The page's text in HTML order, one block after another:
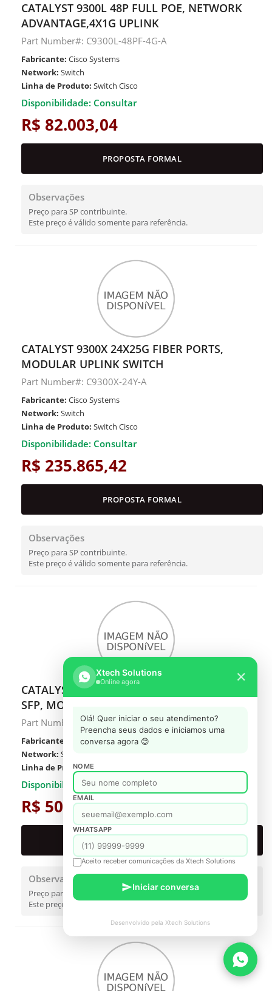
CATALYST 9300L 48P FULL POE, NETWORK
ADVANTAGE,4X1G UPLINK
Part Number#: C9300L-48PF-4G-A
Fabricante: Cisco Systems
Network: Switch
Linha de Produto: Switch Cisco
Disponibilidade: Consultar
R$ 82.003,04
PROPOSTA FORMAL
Observações
Preço para SP contribuinte.
Este preço é válido somente para referência.
CATALYST 9300X 24X25G FIBER PORTS,
MODULAR UPLINK SWITCH
Part Number#: C9300X-24Y-A
Fabricante: Cisco Systems
Network: Switch
Linha de Produto: Switch Cisco
Disponibilidade: Consultar
R$ 235.865,42
PROPOSTA FORMAL
Observações
Preço para SP contribuinte.
Este preço é válido somente para referência.
CATALYST IE3300 W/ 8 GE COPPER & 2 10G
SFP, MODULAR, NE
Part Number#: IE-3300-8T2X-E
Fabricante:
Fortinet
Network: Switch
Linha de Produto:Switch Cisco
Disponibilidade: Consultar
R$ 50.432,69
PROPOSTA FORMAL
Observações
Preço para SP contribuinte.
Este preço é válido somente para referência.
Xtech Solutions
Online agora ✕
Olá! Quer iniciar o seu atendimento?
Preencha seus dados e iniciamos uma
conversa agora 😊
NOME
EMAIL
WHATSAPP
Aceito receber comunicações da Xtech Solutions
Iniciar conversa
Desenvolvido pela Xtech Solutions